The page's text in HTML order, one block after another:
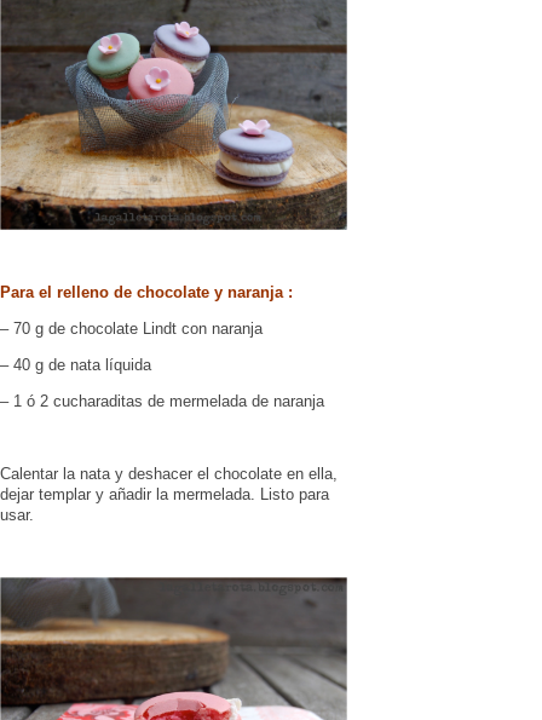
Para el relleno de chocolate y naranja :
– 70 g de chocolate Lindt con naranja
– 40 g de nata líquida
– 1 ó 2 cucharaditas de mermelada de naranja
Calentar la nata y deshacer el chocolate en ella,
dejar templar y añadir la mermelada. Listo para
usar.